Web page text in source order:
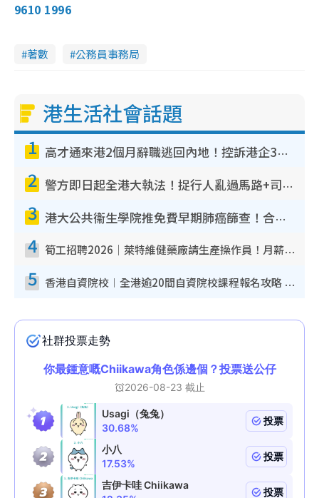
9610 1996
著數 公務員事務局
港生活社會話題
1 高才通來港2個月辭職逃回內地！控訴港企3宗罪 歎微管理極窒息
2 警方即日起全港大執法！捉行人亂過馬路+司機不專注駕駛！亂過馬路罰$2000
3 港大公共衞生學院推免費早期肺癌篩查！合資格人士將獲全額資助定期血液化驗／電腦斷層掃描／風險評估
4 筍工招聘2026｜萊特維健藥廠請生產操作員！月薪高達$1.7萬 冷氣廠房/五天工作/保證雙糧
5 香港自資院校︱全港逾20間自資院校課程報名攻略 留位費可退/申請日期/報名連結